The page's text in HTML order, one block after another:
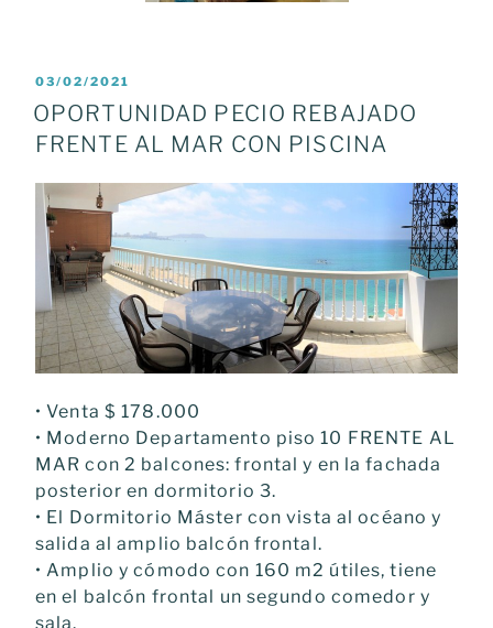
POSTED
ON
03/02/2021
OPORTUNIDAD PECIO REBAJADO
FRENTE AL MAR CON PISCINA
• Venta $ 178.000
• Moderno Departamento piso 10 FRENTE AL
MAR con 2 balcones: frontal y en la fachada
posterior en dormitorio 3.
• El Dormitorio Máster con vista al océano y
salida al amplio balcón frontal.
• Amplio y cómodo con 160 m2 útiles, tiene
en el balcón frontal un segundo comedor y
sala.